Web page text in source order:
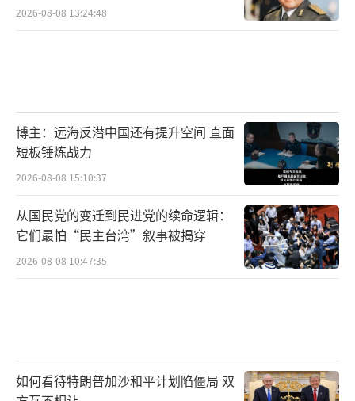
2026-08-08 13:24:48
博主：远海反潜中国还有提升空间 直面
短板锤炼战力
2026-08-08 15:10:37
从国民党的变迁到民进党的续命逻辑：
它们最怕“民主台湾”叙事被揭穿
2026-08-08 10:47:35
如何看待特朗普加沙和平计划陷僵局 双